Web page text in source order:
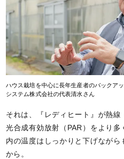
ハウス栽培を中心に長年生産者のバックア
システム株式会社の代表清水さん
それは、『レディヒート』が熱線
光合成有効放射（PAR）をより多
内の温度はしっかりと下げなが
から。